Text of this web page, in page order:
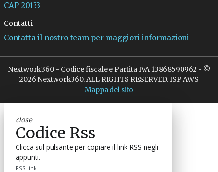
CAP 20133
Contatti
Contatta il nostro team per maggiori informazioni
Nextwork360 - Codice fiscale e Partita IVA 13868590962 - ©
2026 Nextwork360. ALL RIGHTS RESERVED. ISP AWS
Mappa del sito
close
Codice Rss
Clicca sul pulsante per copiare il link RSS negli
appunti.
RSS link